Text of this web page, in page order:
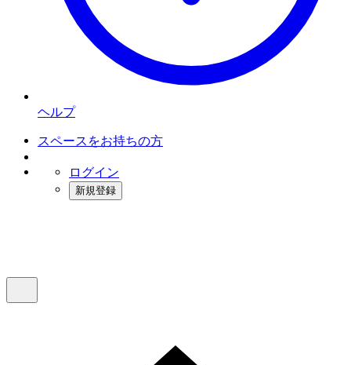
ヘルプ
スペースをお持ちの方
ログイン
新規登録